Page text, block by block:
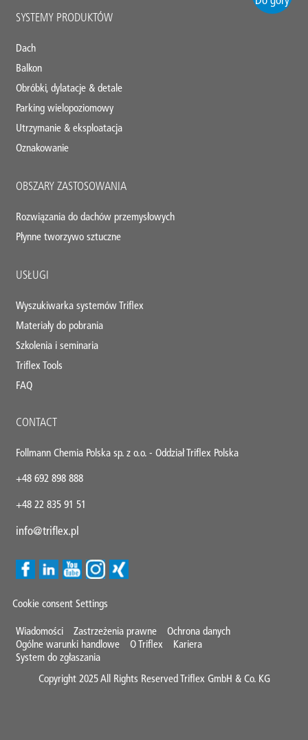
Main
SYSTEMY PRODUKTÓW
Dach
Balkon
Obróbki, dylatacje & detale
Parking wielopoziomowy
Utrzymanie & eksploatacja
Oznakowanie
OBSZARY ZASTOSOWANIA
Rozwiązania do dachów przemysłowych
Płynne tworzywo sztuczne
USŁUGI
Wyszukiwarka systemów Triflex
Materiały do pobrania
Szkolenia i seminaria
Triflex Tools
FAQ
CONTACT
Follmann Chemia Polska sp. z o.o. - Oddział Triflex Polska
+48 692 898 888
+48 22 835 91 51
info@triflex.pl
Cookie consent Settings
Mini
Footer
Wiadomości Zastrzeżenia prawne
Ochrona danych
Ogólne warunki handlowe
O Triflex
Kariera
System do zgłaszania
Copyright 2025 All Rights Reserved Triflex GmbH & Co. KG